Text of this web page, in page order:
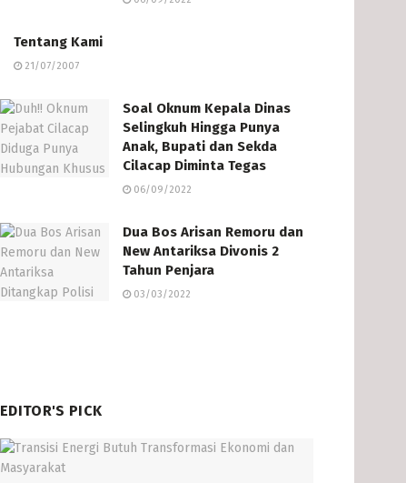
Tentang Kami
21/07/2007
Soal Oknum Kepala Dinas
Selingkuh Hingga Punya
Anak, Bupati dan Sekda
Cilacap Diminta Tegas
06/09/2022
Dua Bos Arisan Remoru dan
New Antariksa Divonis 2
Tahun Penjara
03/03/2022
EDITOR'S PICK